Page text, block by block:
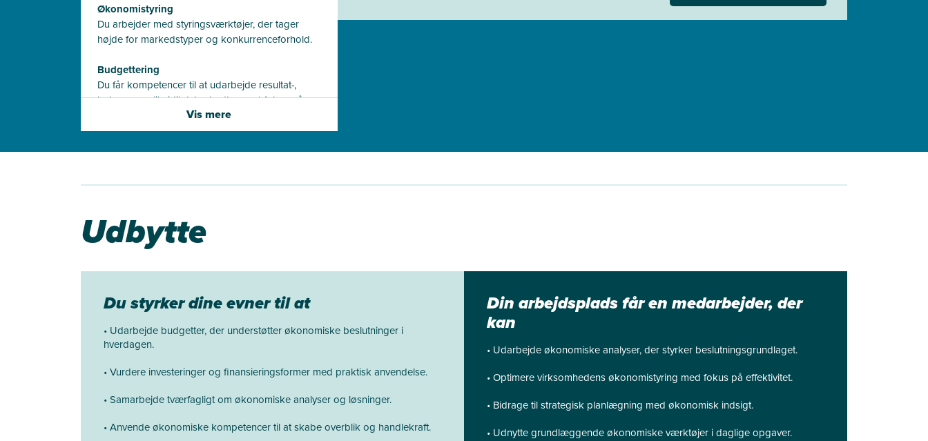
Økonomistyring
Du arbejder med styringsværktøjer, der tager
højde for markedstyper og konkurrenceforhold.
Budgettering
Du får kompetencer til at udarbejde resultat-,
balance- og likviditetsbudgetter med fokus på
Vis mere
Udbytte
Du styrker dine evner til at
• Udarbejde budgetter, der understøtter økonomiske beslutninger i
hverdagen.
• Vurdere investeringer og finansieringsformer med praktisk anvendelse.
• Samarbejde tværfagligt om økonomiske analyser og løsninger.
• Anvende økonomiske kompetencer til at skabe overblik og handlekraft.
Din arbejdsplads får en medarbejder, der
kan
• Udarbejde økonomiske analyser, der styrker beslutningsgrundlaget.
• Optimere virksomhedens økonomistyring med fokus på effektivitet.
• Bidrage til strategisk planlægning med økonomisk indsigt.
• Udnytte grundlæggende økonomiske værktøjer i daglige opgaver.